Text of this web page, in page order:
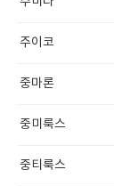
주이코
중마론
중미룩스
중티룩스